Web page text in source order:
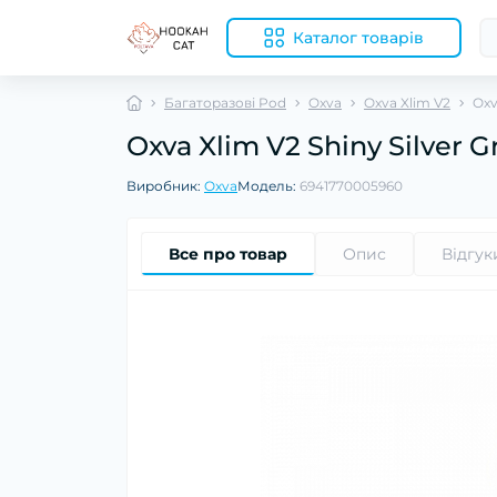
Каталог товарів
Багаторазові Pod Oxva Oxva Xlim V2
Oxva Xlim V2 Shiny Silver
Виробник: OxvaМодель: 6941770005960
Все про товар Опис